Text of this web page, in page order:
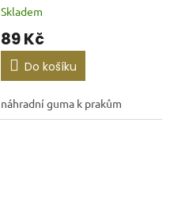
Skladem
89 Kč
Do košíku
náhradní guma k prakům